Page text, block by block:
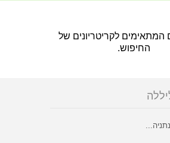
המתאימים לקריטריונים של
החיפוש.